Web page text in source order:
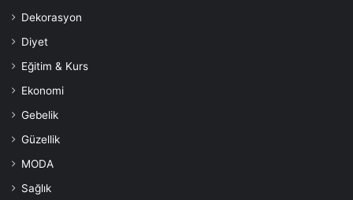
Dekorasyon
Diyet
Eğitim & Kurs
Ekonomi
Gebelik
Güzellik
MODA
Sağlık